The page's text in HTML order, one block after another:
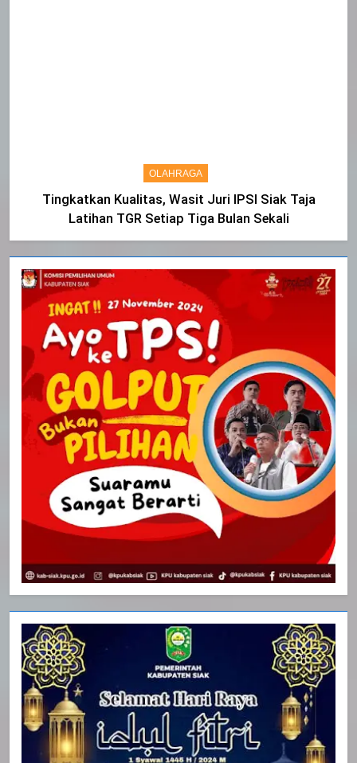
OLAHRAGA
Tingkatkan Kualitas, Wasit Juri IPSI Siak Taja
Latihan TGR Setiap Tiga Bulan Sekali